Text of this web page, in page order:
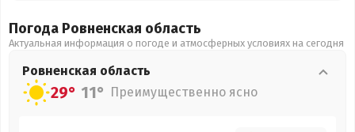
Погода Ровненская область
Актуальная информация о погоде и атмосферных условиях на сегодня
Ровненская область
29° 11° Преимущественно ясно